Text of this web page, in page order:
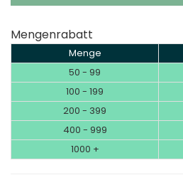
Mengenrabatt
Menge
50 - 99
100 - 199
200 - 399
400 - 999
1000 +